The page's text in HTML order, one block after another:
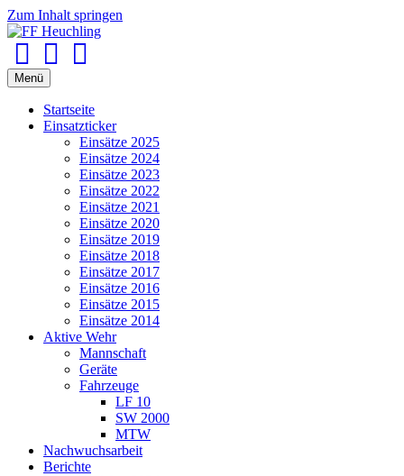
Zum Inhalt springen
Menü
Startseite
Einsatzticker
Einsätze 2025
Einsätze 2024
Einsätze 2023
Einsätze 2022
Einsätze 2021
Einsätze 2020
Einsätze 2019
Einsätze 2018
Einsätze 2017
Einsätze 2016
Einsätze 2015
Einsätze 2014
Aktive Wehr
Mannschaft
Geräte
Fahrzeuge
LF 10
SW 2000
MTW
Nachwuchsarbeit
Berichte